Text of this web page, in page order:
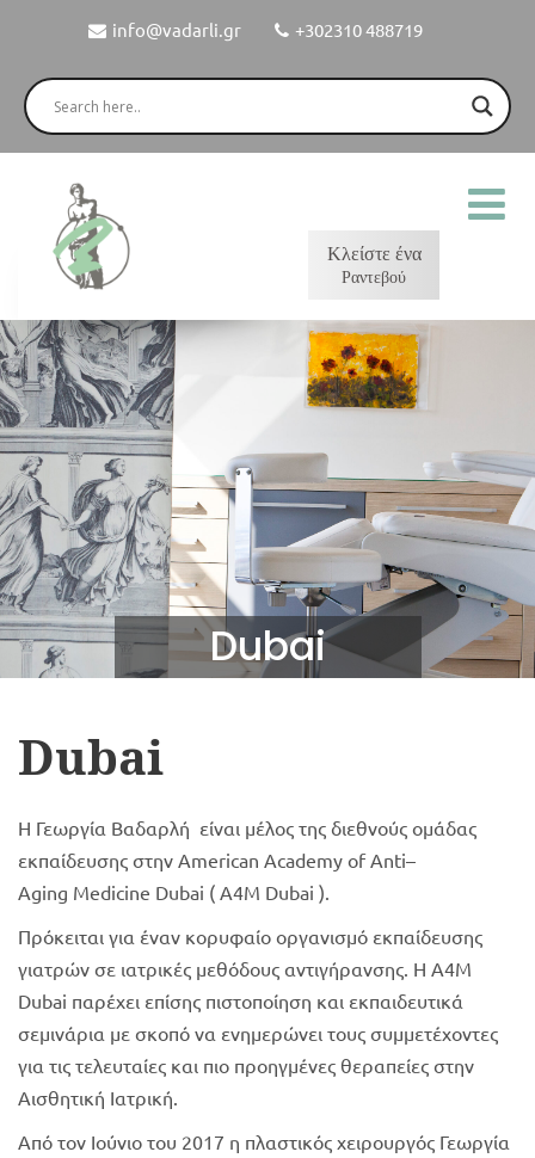
info@vadarli.gr +302310 488719
Κλείστε ένα
Ραντεβού
Dubai
Dubai
Η Γεωργία Βαδαρλή είναι μέλος της διεθνούς ομάδας
εκπαίδευσης στην American Academy of Anti–
Aging Medicine Dubai ( Α4Μ Dubai ).
Πρόκειται για έναν κορυφαίο οργανισμό εκπαίδευσης
γιατρών σε ιατρικές μεθόδους αντιγήρανσης. Η Α4Μ
Dubai παρέχει επίσης πιστοποίηση και εκπαιδευτικά
σεμινάρια με σκοπό να ενημερώνει τους συμμετέχοντες
για τις τελευταίες και πιο προηγμένες θεραπείες στην
Αισθητική Ιατρική.
Από τον Ιούνιο του 2017 η πλαστικός χειρουργός Γεωργία